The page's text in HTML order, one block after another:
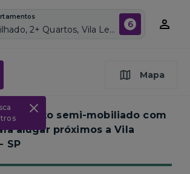
Compartilhado, 2+ Quartos, Vila Leopoldina, Vagas de garagem: Sim, Semi mobiliado, Piscina 6
Mapa
semi-mobiliado com
alugar próximos aVila
SP